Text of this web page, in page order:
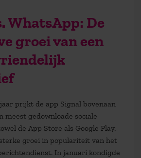
WhatsApp: De
groei van een
prijkt de app Signal bovenaan
meest gedownloade sociale
de App Store als Google Play.
groei in populariteit van het
In januari kondigde